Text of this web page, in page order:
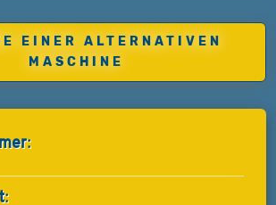
EINER ALTERNATIVEN
MASCHINE